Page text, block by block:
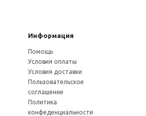
Информация
Помощь
Условия оплаты
Условия доставки
Пользовательское
соглашение
Политика
конфеденциальности